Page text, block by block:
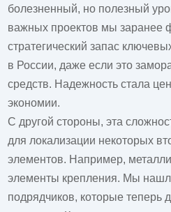
болезненный, но полезный
важных проектов мы заранее
стратегический запас
в России, даже если это
средств. Надежность стала
экономии.
С другой стороны, эта
для локализации некоторых
элементов. Например,
элементы крепления. Мы
подрядчиков, которые теперь